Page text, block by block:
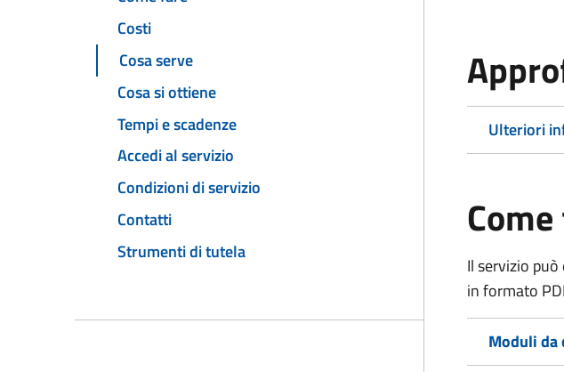
Costi
Cosa serve
Cosa si ottiene
Tempi e scadenze
Accedi al servizio
Condizioni di servizio
Contatti
Strumenti di tutela
Ulteriori
Il servizio
in formato
Moduli da